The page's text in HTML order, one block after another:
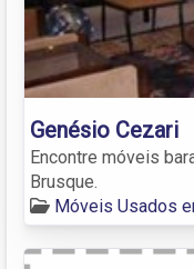
Genésio Cezari
Encontre móveis
Brusque.
Móveis Usados